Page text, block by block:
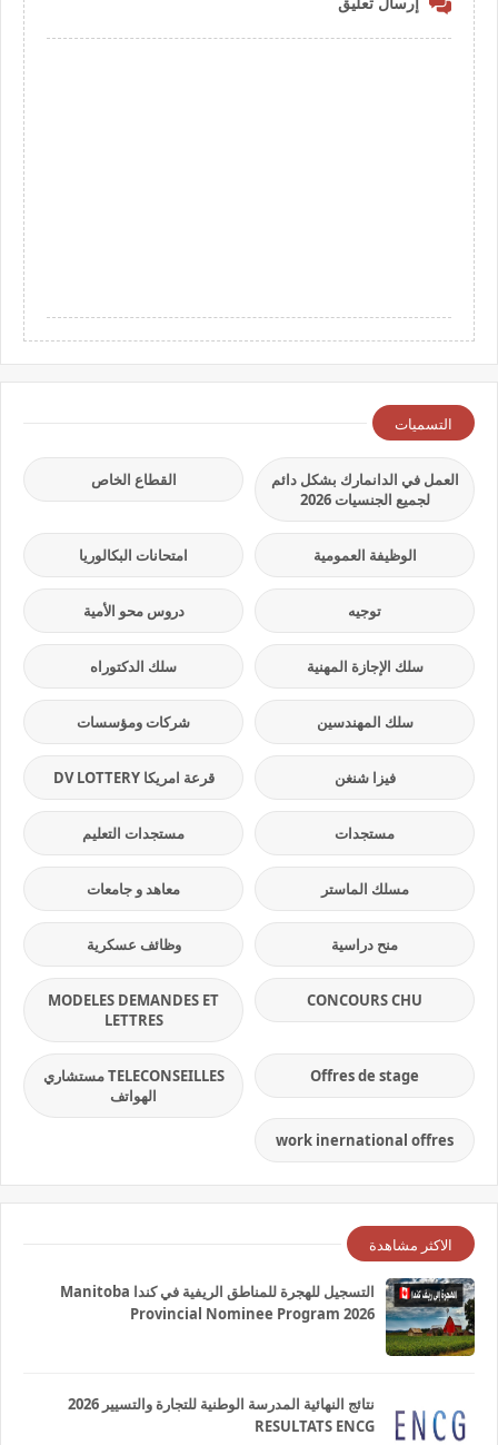
التسميات
العمل في الدانمارك بشكل دائم
لجميع الجنسيات 2026
القطاع الخاص
الوظيفة العمومية امتحانات البكالوريا
توجيه دروس محو الأمية
سلك الإجازة المهنية سلك الدكتوراه
سلك المهندسين شركات ومؤسسات
فيزا شنغن قرعة امريكا DV LOTTERY
مستجدات مستجدات التعليم
مسلك الماستر معاهد و جامعات
منح دراسية وظائف عسكرية
CONCOURS CHU
MODELES DEMANDES ET
LETTRES
Offres de stage
TELECONSEILLES مستشاري
الهواتف
work inernational offres
الاكثر مشاهدة
التسجيل للهجرة للمناطق الريفية في كندا Manitoba
Provincial Nominee Program 2026
نتائج النهائية المدرسة الوطنية للتجارة والتسيير 2026
RESULTATS ENCG